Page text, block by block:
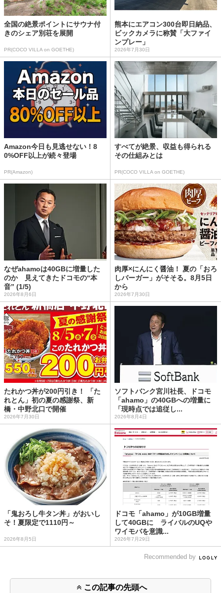
全国の絶景ポイントにサウナ付
きのシェア別荘を展開
PR(COCO VILLA on GOETHE)
熊本にエアコン300台即日納品、
ビックカメラに称賛「大ファイ
ンプレー」
2026年7月30日
Amazon今日も見逃せない！8
0%OFF以上が続々登場
PR(Amazon)
すべてが絶景、収益も得られる
その仕組みとは
PR(COCO VILLA on GOETHE)
なぜahamoは40GBに増量した
のか 見えてきたドコモの“本
音” (1/5)
2026年8月6日
肉厚×にんにく醤油！ 夏の「おろ
しバーガー」がそそる。8月5日
から
2026年7月30日
たれかつ丼が200円引き！ 「た
れとん」初の夏の感謝祭、新
橋・中野北口で開催
2026年7月30日
ソフトバンク宮川社長、ドコモ
「ahamo」の40GBへの増量に
「現時点では追従し...
2026年8月4日
「鬼おろし牛タン丼」がおいし
そ！夏限定で1110円～
2026年8月5日
ドコモ「ahamo」が10GB増量
して40GBに ライバルのUQや
ワイモバを意識...
2026年7月29日
Recommended by
この記事の先頭へ